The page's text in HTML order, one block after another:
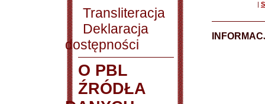
Transliteracja
Deklaracja
dostępności
O PBL
ŹRÓDŁA
|